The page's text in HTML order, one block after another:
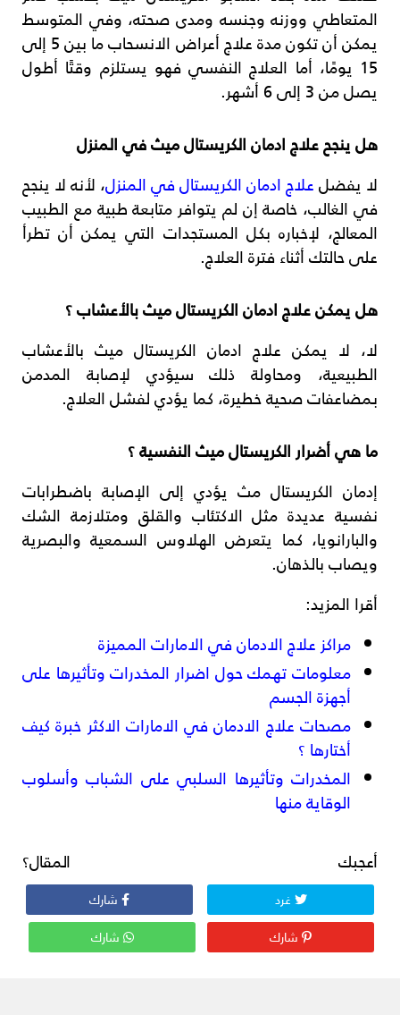
المتعاطي ووزنه وجنسه ومدى صحته، وفي المتوسط
يمكن أن تكون مدة علاج أعراض الانسحاب ما بين 5 إلى
15 يومًا، أما العلاج النفسي فهو يستلزم وقتًا أطول
يصل من 3 إلى 6 أشهر.
هل ينجح علاج ادمان الكريستال ميث في المنزل
لا يفضلعلاج ادمان الكريستال في المنزل، لأنه لا ينجح
في الغالب، خاصة إن لم يتوافر متابعة طبية مع الطبيب
المعالج، لإخباره بكل المستجدات التي يمكن أن تطرأ
على حالتك أثناء فترة العلاج.
هل يمكن علاج ادمان الكريستال ميث بالأعشاب ؟
لا، لا يمكن علاج ادمان الكريستال ميث بالأعشاب
الطبيعية، ومحاولة ذلك سيؤدي لإصابة المدمن
بمضاعفات صحية خطيرة، كما يؤدي لفشل العلاج.
ما هي أضرار الكريستال ميث النفسية ؟
إدمان الكريستال مث يؤدي إلى الإصابة باضطرابات
نفسية عديدة مثل الاكتئاب والقلق ومتلازمة الشك
والبارانويا، كما يتعرض الهلاوس السمعية والبصرية
ويصاب بالذهان.
أقرا المزيد:
مراكز علاج الادمان في الامارات المميزة
معلومات تهمك حول اضرار المخدرات وتأثيرها على
أجهزة الجسم
مصحات علاج الادمان في الامارات الاكثر خبرة كيف
أختارها ؟
المخدرات وتأثيرها السلبي على الشباب وأسلوب
الوقاية منها
أعجبك المقال؟
غرد
شارك
شارك
شارك